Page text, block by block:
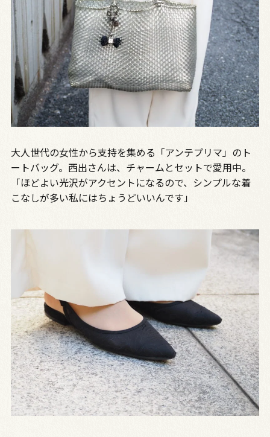
大人世代の女性から支持を集める「アンテプリマ」のト
ートバッグ。西出さんは、チャームとセットで愛用中。
「ほどよい光沢がアクセントになるので、シンプルな着
こなしが多い私にはちょうどいいんです」